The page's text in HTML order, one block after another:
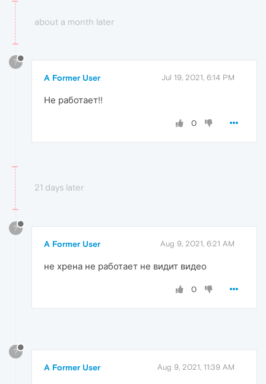
about a month later
?
A Former User Jul 19, 2021, 6:14 PM
Не работает!!
0
21 days later
?
A Former User Aug 9, 2021, 6:21 AM
не хрена не работает не видит видео
0
?
A Former User Aug 9, 2021, 11:39 AM